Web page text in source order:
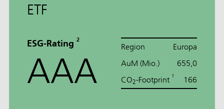
ETF
ESG-Rating 2
AAA
Region
Europa
AuM (Mio.)
655,0
CO2-Footprint 1 166